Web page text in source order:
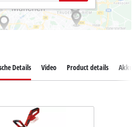
Details Video Product details